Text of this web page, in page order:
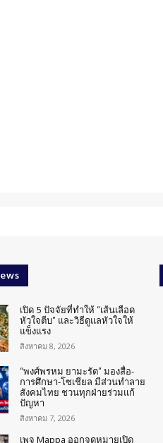
เปิด 5 ปัจจัยที่ทำให้ “เส้นเลือด
หัวใจตีบ” และวิธีดูแลหัวใจให้
แข็งแรง
สิงหาคม 8, 2026
“พงศ์พรหม ยามะรัต” มองสื่อ-
การศึกษา-โซเชียล มีส่วนทำลาย
สังคมไทย ชวนทุกฝ่ายร่วมแก้
ปัญหา
สิงหาคม 7, 2026
เพจ Mappa ออกจดหมายเปิด